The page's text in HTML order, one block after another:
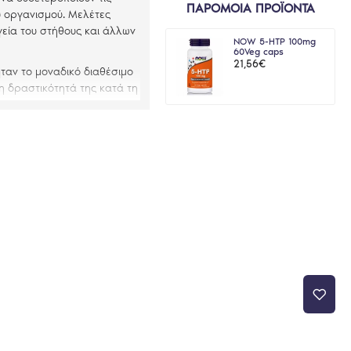
οργανισμού. Μελέτες
του στήθους και άλλων
το μοναδικό διαθέσιμο
δραστικότητά της κατά τη
της δοσολογίας ή η
ΠΑΡΟΜΟΙΑ ΠΡΟΪΟΝΤΑ
NOW 5-HTP 100mg
60Veg caps
21,56€